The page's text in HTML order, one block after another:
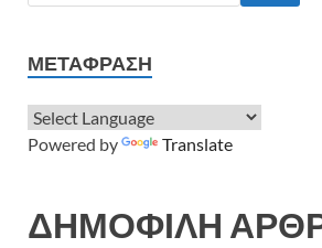
ΜΕΤΆΦΡΑΣΗ
Powered by Translate
ΔΗΜΟΦΙΛΗ